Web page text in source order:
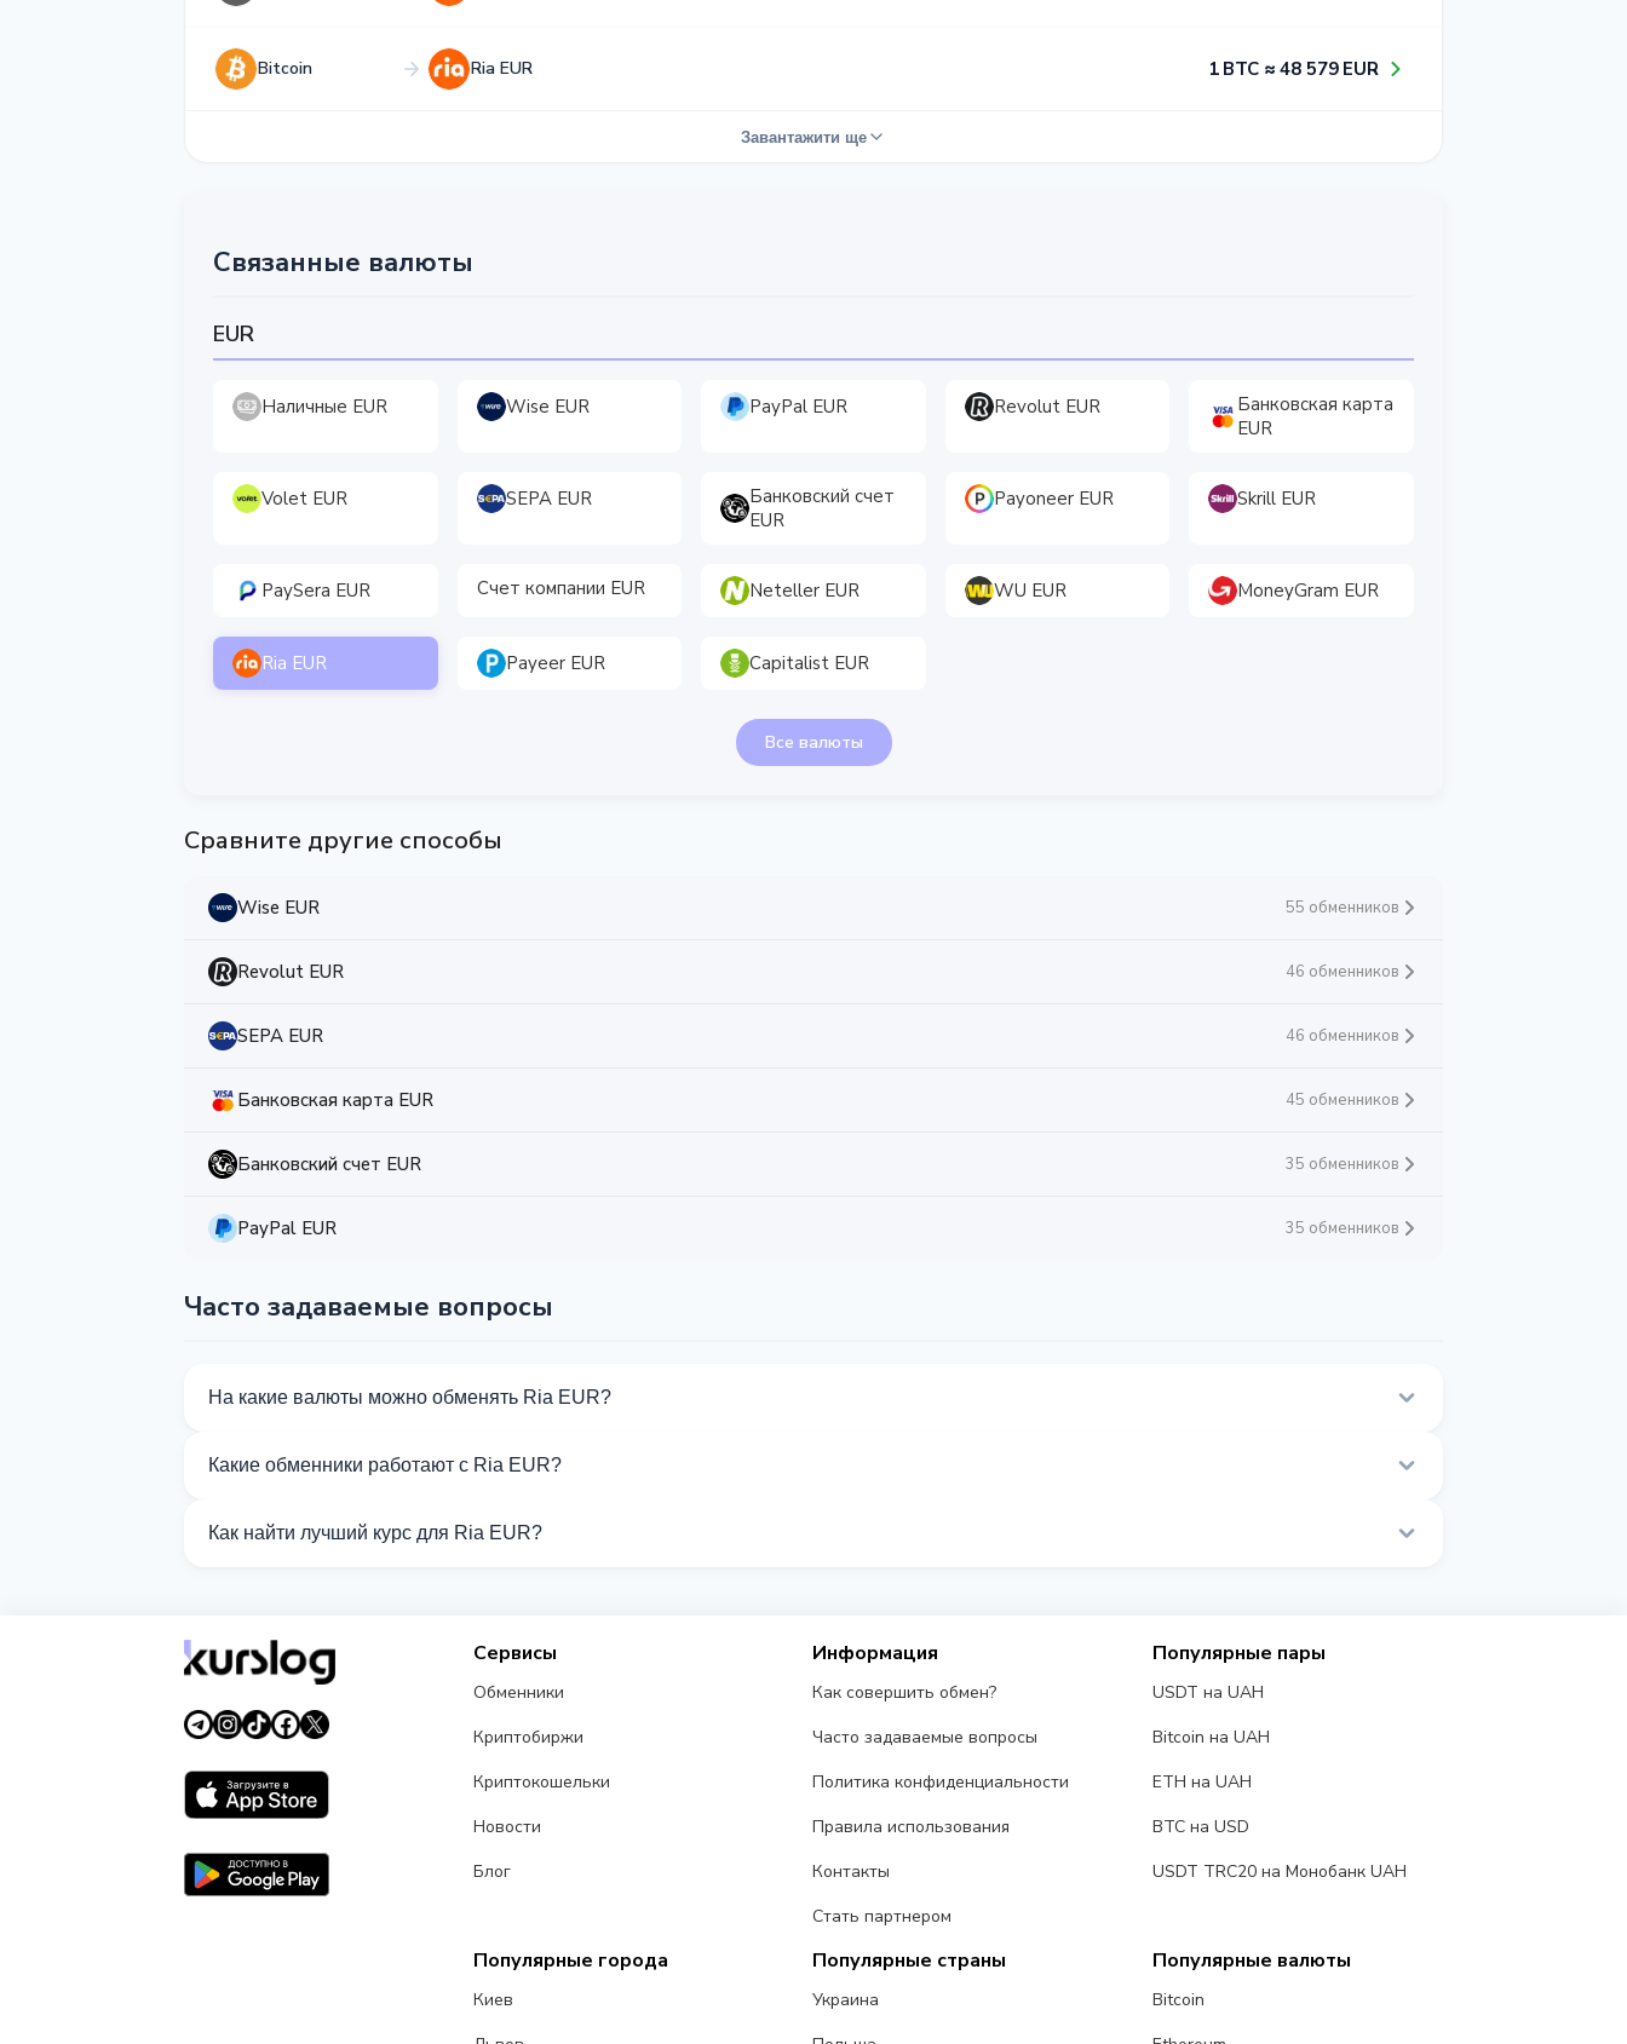
Bitcoin Ria EUR 1​ BTC ≈ 4​8​ 5​7​9​ EUR
Завантажити ще
Связанные валюты
EUR
Наличные EUR Wise EUR PayPal EUR Revolut EUR
Банковская карта
EUR
Volet EUR SEPA EUR
Банковский счет
EUR
Payoneer EUR Skrill EUR
PaySera EUR Счет компании EUR Neteller EUR WU EUR MoneyGram EUR
Ria EUR Payeer EUR Capitalist EUR
Все валюты
Сравните другие способы
Wise EUR 55 обменников
Revolut EUR 46 обменников
SEPA EUR 46 обменников
Банковская карта EUR 45 обменников
Банковский счет EUR 35 обменников
PayPal EUR 35 обменников
Часто задаваемые вопросы
На какие валюты можно обменять Ria EUR?
Какие обменники работают с Ria EUR?
Как найти лучший курс для Ria EUR?
Сервисы
Обменники
Криптобиржи
Криптокошельки
Новости
Блог
Информация
Как совершить обмен?
Часто задаваемые вопросы
Политика конфиденциальности
Правила использования
Контакты
Стать партнером
Популярные пары
USDT на UAH
Bitcoin на UAH
ETH на UAH
BTC на USD
USDT TRC20 на Монобанк UAH
Популярные города
Киев
Популярные страны
Украина
Популярные валюты
Bitcoin